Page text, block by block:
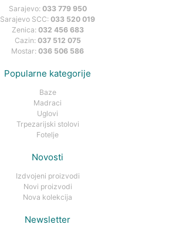
Sarajevo: 033 779 950
Sarajevo SCC: 033 520 019
Zenica: 032 456 683
Cazin: 037 512 075
Mostar: 036 506 586
Popularne kategorije
Baze
Madraci
Uglovi
Trpezarijski stolovi
Fotelje
Novosti
Izdvojeni proizvodi
Novi proizvodi
Nova kolekcija
Newsletter